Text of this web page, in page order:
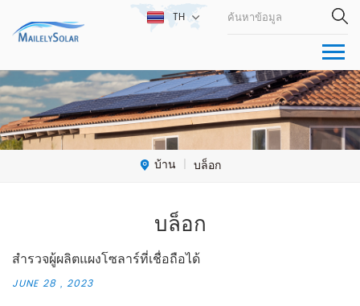
TH
บ้าน | บล็อก
บล็อก
สำรวจผู้ผลิตแผงโซลาร์ที่เชื่อถือได้
JUNE 28 , 2023